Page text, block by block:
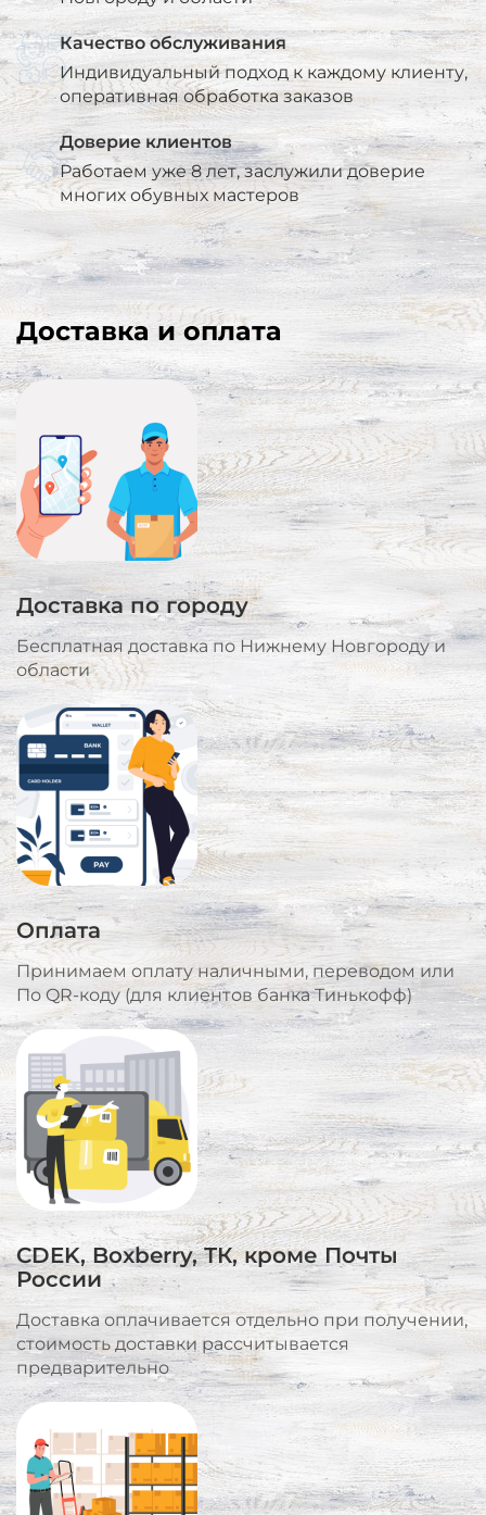
Качество обслуживания
Индивидуальный подход к каждому клиенту,
оперативная обработка заказов
Доверие клиентов
Работаем уже 8 лет, заслужили доверие
многих обувных мастеров
Доставка и оплата
Доставка по городу
Бесплатная доставка по Нижнему Новгороду и
области
Оплата
Принимаем оплату наличными, переводом или
По QR-коду (для клиентов банка Тинькофф)
CDEK, Boxberry, ТК, кроме Почты
России
Доставка оплачивается отдельно при получении,
стоимость доставки рассчитывается
предварительно